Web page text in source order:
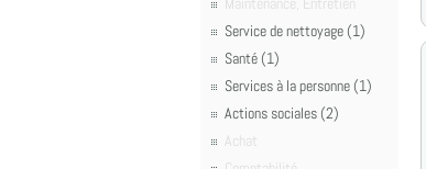
Service de nettoyage (1)
Santé (1)
Services à la personne (1)
Actions sociales (2)
Achat